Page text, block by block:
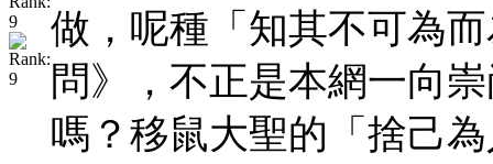
做，呢種「知其不可為
問》，不正是本網一向
嗎？移鼠大聖的「捨己